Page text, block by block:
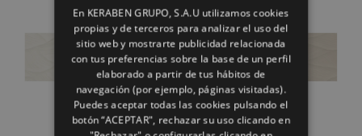
ENGLISH
FRENCH
GERMAN
En KERABEN GRUPO, S.A.U utilizamos cookies
propias y de terceros para analizar el uso del
sitio web y mostrarte publicidad relacionada
con tus preferencias sobre la base de un perfil
elaborado a partir de tus hábitos de
navegación (por ejemplo, páginas visitadas).
Puedes aceptar todas las cookies pulsando el
botón “ACEPTAR", rechazar su uso clicando en